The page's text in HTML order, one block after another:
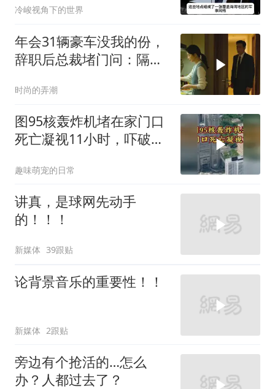
冷峻视角下的世界
年会31辆豪车没我的份，
辞职后总裁堵门问：隔壁
时尚的弄潮
图95核轰炸机堵在家门口
死亡凝视11小时，吓破胆
趣味萌宠的日常
讲真，是球网先动手
的！！！
新媒体 39跟贴
论背景音乐的重要性！！
新媒体 2跟贴
旁边有个抢活的…怎么
办？人都过去了？